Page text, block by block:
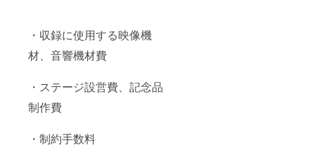
・収録に使用する映像機
材、音響機材費
・ステージ設営費、記念品
制作費
・制約手数料